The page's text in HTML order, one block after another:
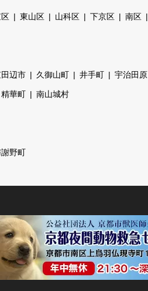
東山区 山科区 下京区 南区
辺市 久御山町 井手町 宇治田原
精華町 南山城村
野町